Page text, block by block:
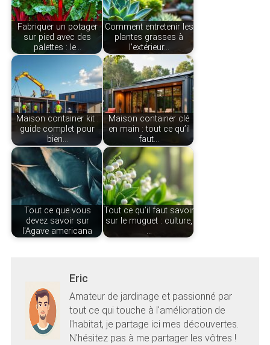
Fabriquer un potager
sur pied avec des
palettes : le…
Comment entretenir les
plantes grasses à
l'extérieur…
Maison container kit :
guide complet pour
bien…
Maison container clé
en main : tout ce qu’il
faut…
Tout ce que vous
devez savoir sur
l'Agave americana
Tout ce qu’il faut savoir
sur le muguet : culture,
…
Eric
Amateur de jardinage et passionné par
tout ce qui touche à l'amélioration de
l'habitat, je partage ici mes découvertes.
N'hésitez pas à me partager les vôtres !